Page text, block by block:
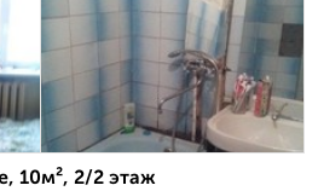
10м², 2/2 этаж